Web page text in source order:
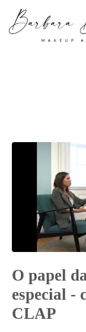
O papel
especial -
CLAP